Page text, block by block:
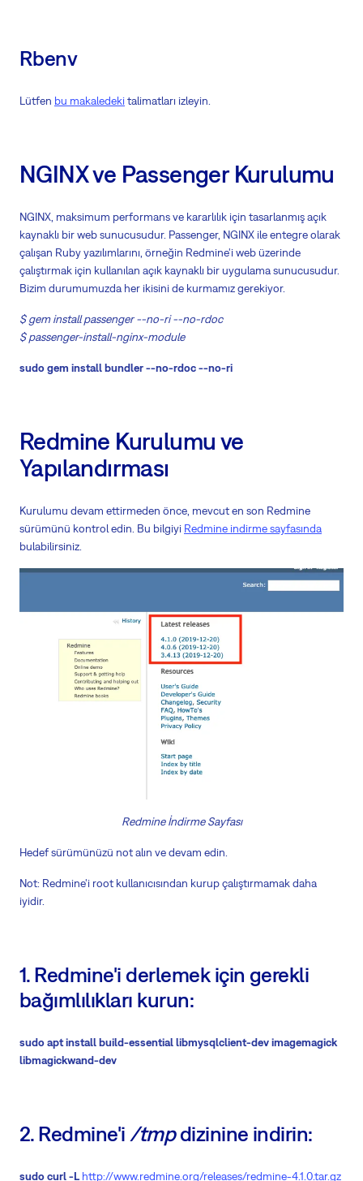
Rbenv
Lütfen bu makaledekitalimatları izleyin.
NGINX ve Passenger Kurulumu
NGINX, maksimum performans ve kararlılık için tasarlanmış açık
kaynaklı bir web sunucusudur. Passenger, NGINX ile entegre olarak
çalışan Ruby yazılımlarını, örneğin Redmine'i web üzerinde
çalıştırmak için kullanılan açık kaynaklı bir uygulama sunucusudur.
Bizim durumumuzda her ikisini de kurmamız gerekiyor.
$ gem install passenger --no-ri --no-rdoc
$ passenger-install-nginx-module
sudo gem install bundler --no-rdoc --no-ri
Redmine Kurulumu ve
Yapılandırması
Kurulumu devam ettirmeden önce, mevcut en son Redmine
sürümünü kontrol edin. Bu bilgiyi Redmine indirme sayfasında
bulabilirsiniz.
Redmine İndirme Sayfası
Hedef sürümünüzü not alın ve devam edin.
Not: Redmine'i root kullanıcısından kurup çalıştırmamak daha
iyidir.
1. Redmine'i derlemek için gerekli
bağımlılıkları kurun:
sudo apt install build-essential libmysqlclient-dev imagemagick
libmagickwand-dev
2. Redmine'i /tmpdizinine indirin:
sudo curl -L http://www.redmine.org/releases/redmine-4.1.0.tar.gz